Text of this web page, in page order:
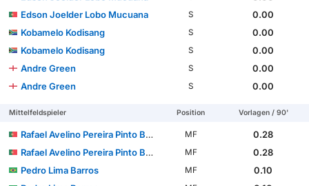
Edson Joelder Lobo Mucuana
S
0.00
Kobamelo Kodisang
S
0.00
Kobamelo Kodisang
S
0.00
Andre Green
S
0.00
Andre Green
S 0.00
Mittelfeldspieler Position Vorlagen / 90'
Rafael Avelino Pereira Pinto Barbosa MF
0.28
Rafael Avelino Pereira Pinto Barbosa
MF
0.28
Pedro Lima Barros
MF
0.10